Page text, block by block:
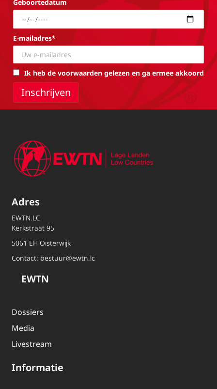
Geboortedatum
E-mailadres*
Ik heb de voorwaarden gelezen en ga ermee akkoord
Adres
EWTN.LC
Kerkstraat 95
5061 EH Oisterwijk
Contact: bestuur@ewtn.lc
EWTN
Dossiers
Media
Livestream
Informatie